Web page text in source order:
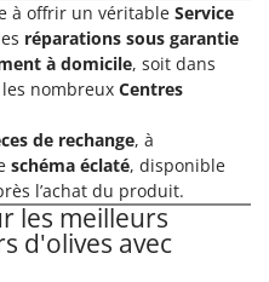
à offrir un véritable Service
réparations sous garantie
à domicile, soit dans
nombreux Centres
de rechange, à
schéma éclaté, disponible
l’achat du produit.
les meilleurs
d'olives avec